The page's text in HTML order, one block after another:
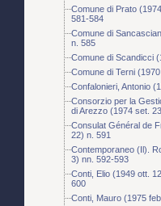
Comune di Prato
581-584
Comune di
n. 585
Comune di Scandicci
Comune di Terni
Confalonieri, Antonio
Consorzio per la
di Arezzo (1974 set.
Consulat Général de
22) n. 591
Contemporaneo (Il).
3) nn. 592-593
Conti, Elio (1949 ott.
600
Conti, Mauro (1975